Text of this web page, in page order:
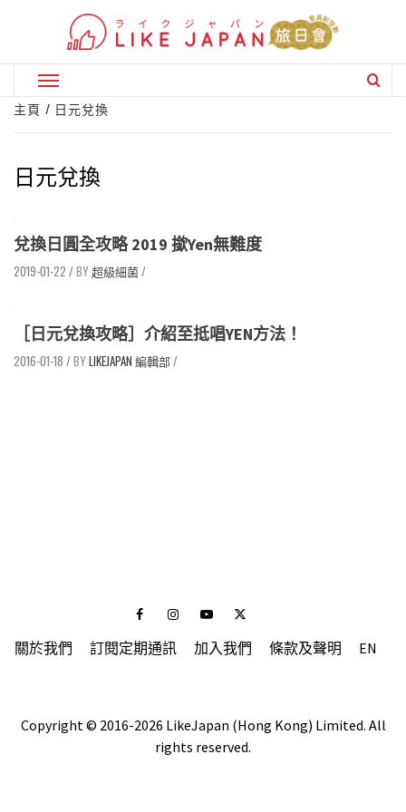
Primary
Menu
主頁 日元兌換
日元兌換
兌換日圓全攻略 2019 撳Yen無難度
2019-01-22 / 超級細菌/
［日元兌換攻略］介紹至抵唱YEN方法！
2016-01-18 / LIKEJAPAN 編輯部/
FacebookInstagramYoutubeTwitter
關於我們 訂閱定期通訊 加入我們 條款及聲明 EN
Copyright © 2016-2026 LikeJapan (Hong Kong) Limited. All
rights reserved.